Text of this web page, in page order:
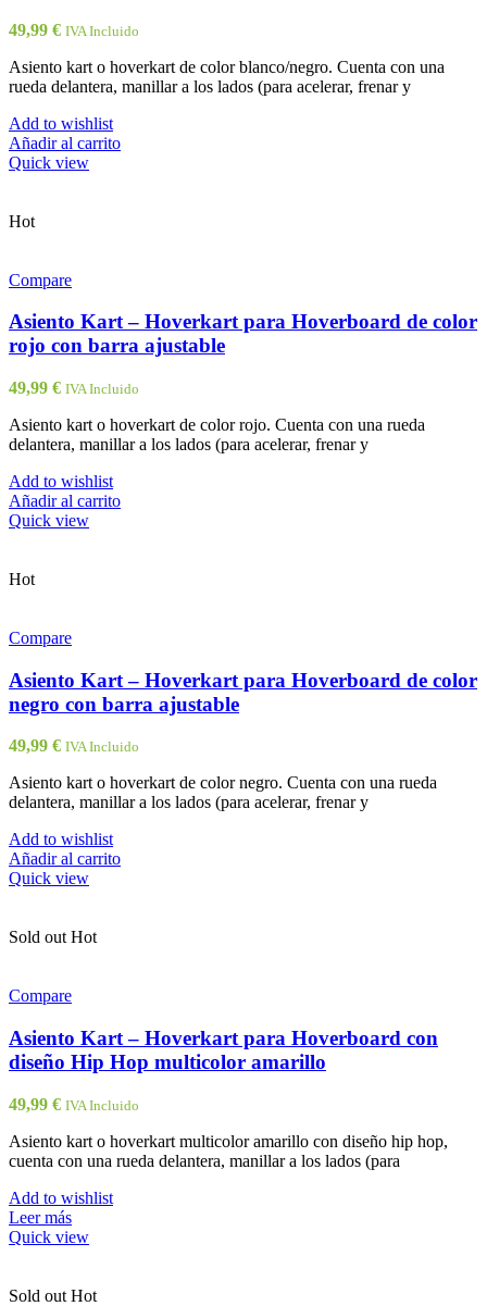
49,99 € IVA Incluido
Asiento kart o hoverkart de color blanco/negro. Cuenta con una
rueda delantera, manillar a los lados (para acelerar, frenar y
Add to wishlist
Añadir al carrito
Quick view
Hot
Compare
Asiento Kart – Hoverkart para Hoverboard de color
rojo con barra ajustable
49,99 € IVA Incluido
Asiento kart o hoverkart de color rojo. Cuenta con una rueda
delantera, manillar a los lados (para acelerar, frenar y
Add to wishlist
Añadir al carrito
Quick view
Hot
Compare
Asiento Kart – Hoverkart para Hoverboard de color
negro con barra ajustable
49,99 € IVA Incluido
Asiento kart o hoverkart de color negro. Cuenta con una rueda
delantera, manillar a los lados (para acelerar, frenar y
Add to wishlist
Añadir al carrito
Quick view
Sold out Hot
Compare
Asiento Kart – Hoverkart para Hoverboard con
diseño Hip Hop multicolor amarillo
49,99 € IVA Incluido
Asiento kart o hoverkart multicolor amarillo con diseño hip hop,
cuenta con una rueda delantera, manillar a los lados (para
Add to wishlist
Leer más
Quick view
Sold out Hot